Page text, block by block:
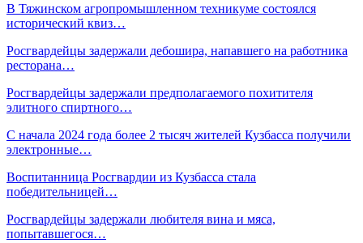
В Тяжинском агропромышленном техникуме состоялся
исторический квиз…
Росгвардейцы задержали дебошира, напавшего на работника
ресторана…
Росгвардейцы задержали предполагаемого похитителя
элитного спиртного…
С начала 2024 года более 2 тысяч жителей Кузбасса получили
электронные…
Воспитанница Росгвардии из Кузбасса стала
победительницей…
Росгвардейцы задержали любителя вина и мяса,
попытавшегося…